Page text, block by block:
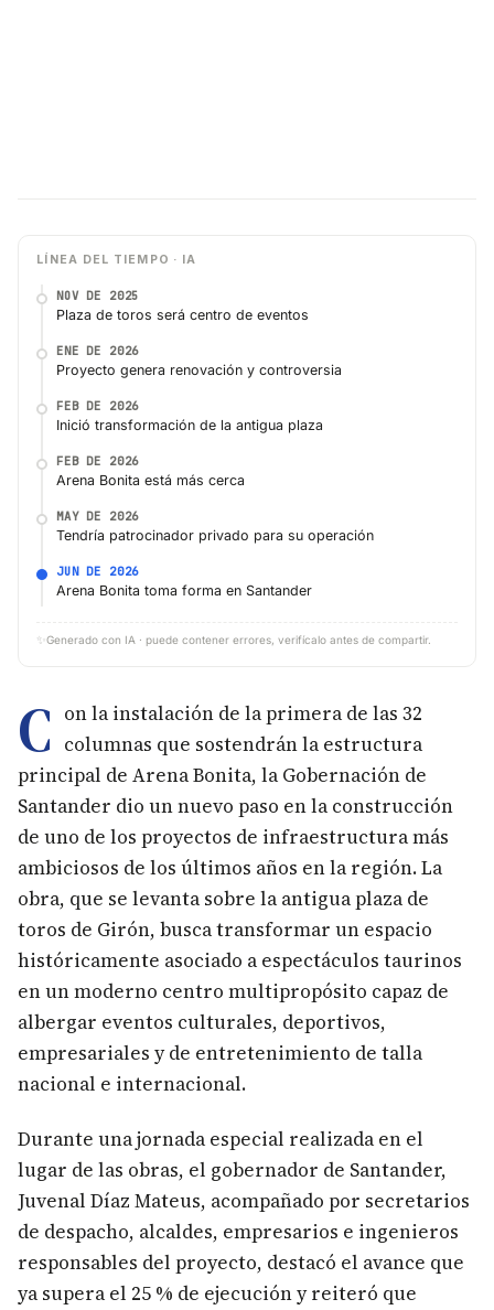
LÍNEA DEL TIEMPO · IA
NOV DE 2025
Plaza de toros será centro de eventos
ENE DE 2026
Proyecto genera renovación y controversia
FEB DE 2026
Inició transformación de la antigua plaza
FEB DE 2026
Arena Bonita está más cerca
MAY DE 2026
Tendría patrocinador privado para su operación
JUN DE 2026
Arena Bonita toma forma en Santander
✨ Generado con IA · puede contener errores, verifícalo antes de compartir.
C on la instalación de la primera de las 32
columnas que sostendrán la estructura
principal de Arena Bonita, la Gobernación de
Santander dio un nuevo paso en la construcción
de uno de los proyectos de infraestructura más
ambiciosos de los últimos años en la región. La
obra, que se levanta sobre la antigua plaza de
toros de Girón, busca transformar un espacio
históricamente asociado a espectáculos taurinos
en un moderno centro multipropósito capaz de
albergar eventos culturales, deportivos,
empresariales y de entretenimiento de talla
nacional e internacional.
Durante una jornada especial realizada en el
lugar de las obras, el gobernador de Santander,
Juvenal Díaz Mateus, acompañado por secretarios
de despacho, alcaldes, empresarios e ingenieros
responsables del proyecto, destacó el avance que
ya supera el 25 % de ejecución y reiteró que